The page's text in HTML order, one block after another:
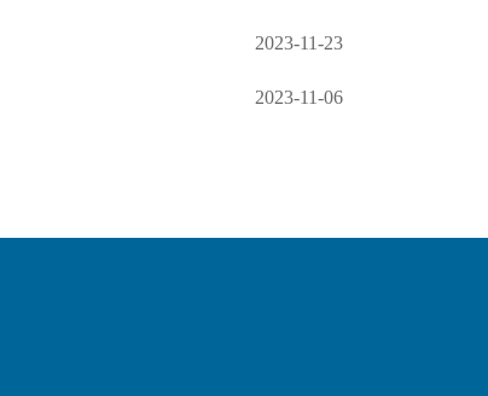
2023-11-23
2023-11-06